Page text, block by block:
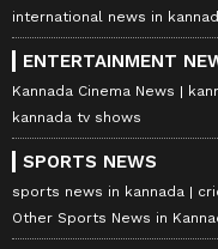
international news in
ENTERTAINMENT
Kannada Cinema News
kannada tv shows
SPORTS NEWS
sports news in kannada
Other Sports News in